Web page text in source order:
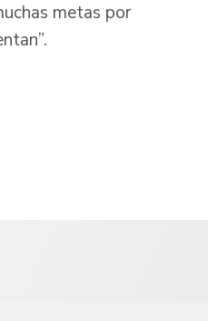
metas por